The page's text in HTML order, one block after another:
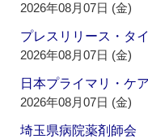
2026年08月07日 (金)
プレスリリース・タ
2026年08月07日 (金)
日本プライマリ・
2026年08月07日 (金)
埼玉県病院薬剤師